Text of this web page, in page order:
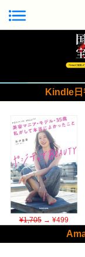
Kindle
¥1,705→ ¥499